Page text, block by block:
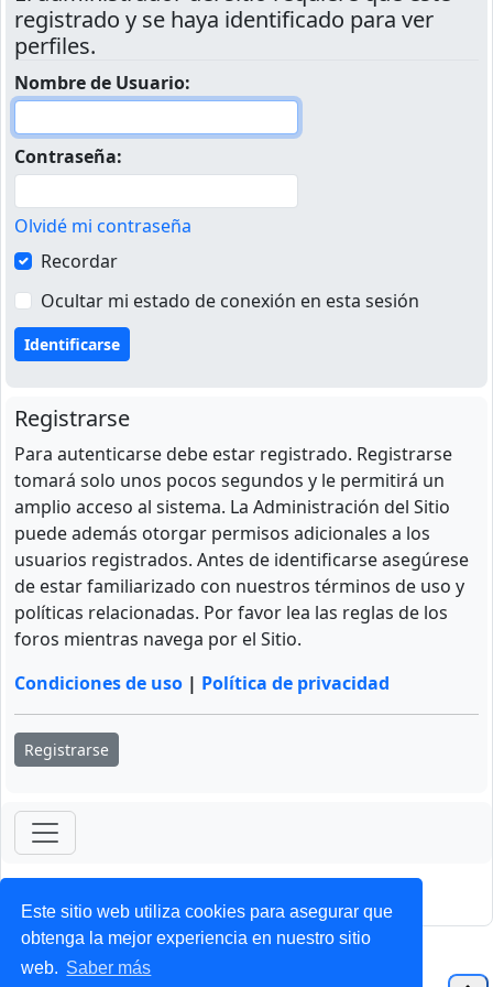
Este sitio web utiliza cookies para asegurar que
obtenga la mejor experiencia en nuestro sitio
web. Saber más
registrado y se haya identificado para ver
perfiles.
Nombre de Usuario:
Contraseña:
Olvidé mi contraseña
Recordar
Ocultar mi estado de conexión en esta sesión
Registrarse
Para autenticarse debe estar registrado. Registrarse
tomará solo unos pocos segundos y le permitirá un
amplio acceso al sistema. La Administración del Sitio
puede además otorgar permisos adicionales a los
usuarios registrados. Antes de identificarse asegúrese
de estar familiarizado con nuestros términos de uso y
políticas relacionadas. Por favor lea las reglas de los
foros mientras navega por el Sitio.
Condiciones de uso | Política de privacidad
Registrarse
ForoClub 2025
Privacidad| Condiciones